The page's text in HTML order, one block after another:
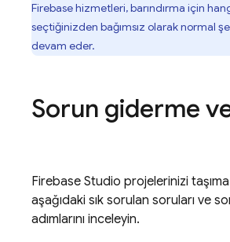
Firebase hizmetleri, barındırma için
seçtiğinizden bağımsız olarak normal
devam eder.
Sorun giderme
Firebase Studio projelerinizi
aşağıdaki sık sorulan soruları ve
adımlarını inceleyin.